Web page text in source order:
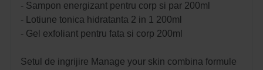
- Sampon energizant pentru corp si par 200ml
- Lotiune tonica hidratanta 2 in 1 200ml
- Gel exfoliant pentru fata si corp 200ml
Setul de ingrijire Manage your skin combina formule